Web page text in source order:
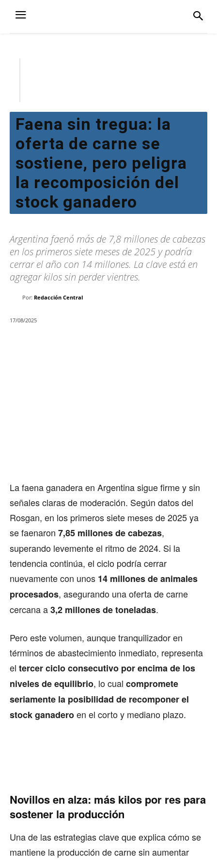
Faena sin tregua: la
oferta de carne se
sostiene, pero peligra
la recomposición del
stock ganadero
Argentina faenó más de 7,8 millones de cabezas
en los primeros siete meses de 2025 y podría
cerrar el año con 14 millones. La clave está en
agregar kilos sin perder vientres.
Por: Redacción Central
17/08/2025
La faena ganadera en Argentina sigue firme y sin
señales claras de moderación. Según datos del
Rosgan, en los primeros siete meses de 2025 ya
se faenaron 7,85 millones de cabezas,
superando levemente el ritmo de 2024. Si la
tendencia continúa, el ciclo podría cerrar
nuevamente con unos 14 millones de animales
procesados, asegurando una oferta de carne
cercana a3,2 millones de toneladas.
Pero este volumen, aunque tranquilizador en
términos de abastecimiento inmediato, representa
el tercer ciclo consecutivo por encima de los
niveles de equilibrio, lo cual compromete
seriamente la posibilidad de recomponer el
stock ganaderoen el corto y mediano plazo.
Novillos en alza: más kilos por res para
sostener la producción
Una de las estrategias clave que explica cómo se
mantiene la producción de carne sin aumentar